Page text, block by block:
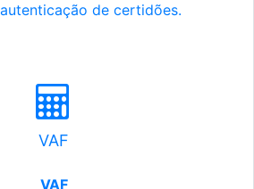
de certidões.
VAF
VAF